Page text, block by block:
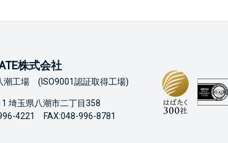
株式会社
工場 (ISO9001認証取得工場)
埼玉県八潮市二丁目358
4221 FAX:048-996-8781